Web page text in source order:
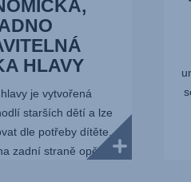
HLAVY
je vytvořená
starších dětí a lze
dle potřeby dítěte.
zadní straně opěrky